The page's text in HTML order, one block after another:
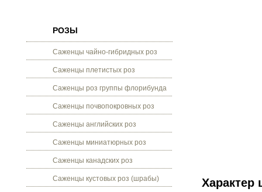
РОЗЫ
Саженцы чайно-гибридных роз
Саженцы плетистых роз
Саженцы роз группы флорибунда
Саженцы почвопокровных роз
Саженцы английских роз
Саженцы миниатюрных роз
Саженцы канадских роз
Саженцы кустовых роз (шрабы)
Характер